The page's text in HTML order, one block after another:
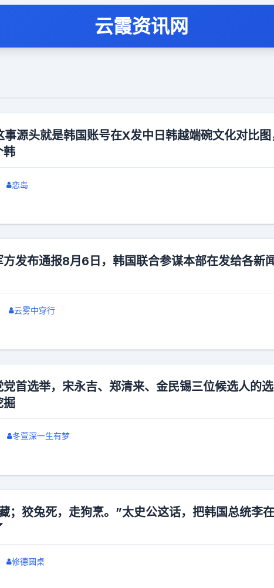
云霞资讯网
源头就是韩国账号在X发中日韩越端碗文化对比图
韩
恋岛
方发布通报​8月6日，韩国联合参谋本部在发给各新
云雾中穿行
首选举，宋永吉、郑清来、金民锡三位候选人的
掘
冬萱深一生有梦
；狡兔死，走狗烹。”太史公这话，把韩国总统李
修德圆桌